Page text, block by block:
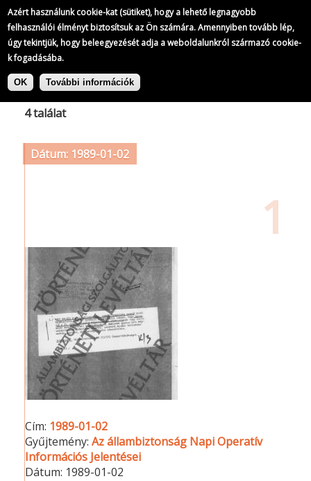
Azért használunk cookie-kat (sütiket), hogy a lehető legnagyobb
felhasználói élményt biztosítsuk az Ön számára. Amennyiben tovább lép,
úgy tekintjük, hogy beleegyezését adja a weboldalunkról származó cookie-
k fogadásába.
OK További információk
Ugrás
Címke: Zsidó Világkongresszus
4 találat
Dátum: 1989-01-02
1
Cím: 1989-01-02
Gyűjtemény:Az állambiztonság Napi Operatív
Információs Jelentései
Dátum: 1989-01-02